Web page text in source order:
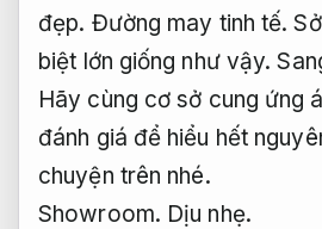
đẹp. Đường may tinh tế.
biệt lớn giống như vậy.
Hãy cùng cơ sở cung ứng
đánh giá để hiểu hết
chuyện trên nhé.
Showroom. Dịu nhẹ.